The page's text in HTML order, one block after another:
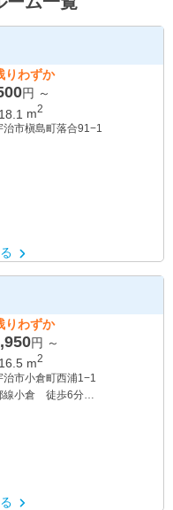
りわずか
円 ～
18.1 m2
治市槇島町落合91−1
りわずか
円 ～
16.5 m2
治市小倉町西浦1−1
線小倉 徒歩6分